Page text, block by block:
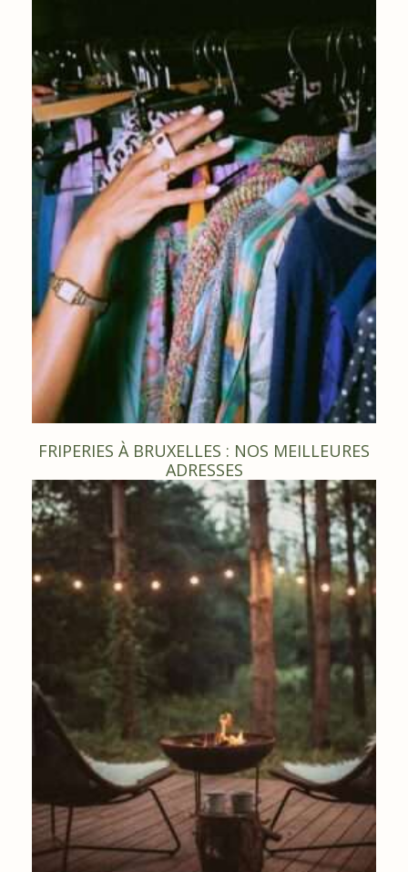
FRIPERIES À BRUXELLES : NOS MEILLEURES
ADRESSES